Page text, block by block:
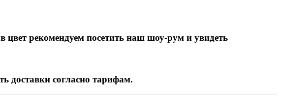
рекомендуем посетить наш шоу-рум и увидеть
доставки согласно тарифам.